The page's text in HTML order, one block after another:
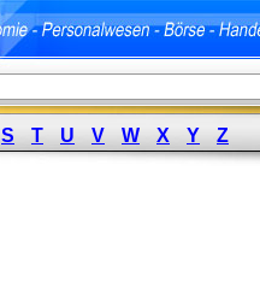
S T U V W X Y Z